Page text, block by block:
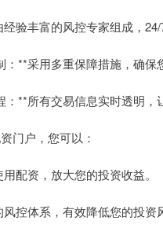
验丰富的风控专家组成，24/
**采用多重保障措施，确保
**所有交易信息实时透明，
门户，您可以：
配资，放大您的投资收益。
控体系，有效降低您的投资